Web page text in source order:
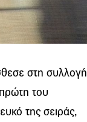
στη συλλογή
του
της σειράς,